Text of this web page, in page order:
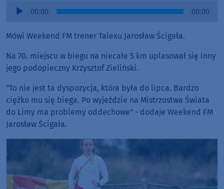
Audio
00:00 00:00
Mówi Weekend FM trener Talexu Jarosław Ścigała.
Na 70. miejscu w biegu na niecałe 5 km uplasował się inny
jego podopieczny Krzysztof Zieliński.
"To nie jest ta dyspozycja, która była do lipca. Bardzo
ciężko mu się biega. Po wyjeździe na Mistrzostwa Świata
do Limy ma problemy oddechowe" - dodaje Weekend FM
Jarosław Ścigała.